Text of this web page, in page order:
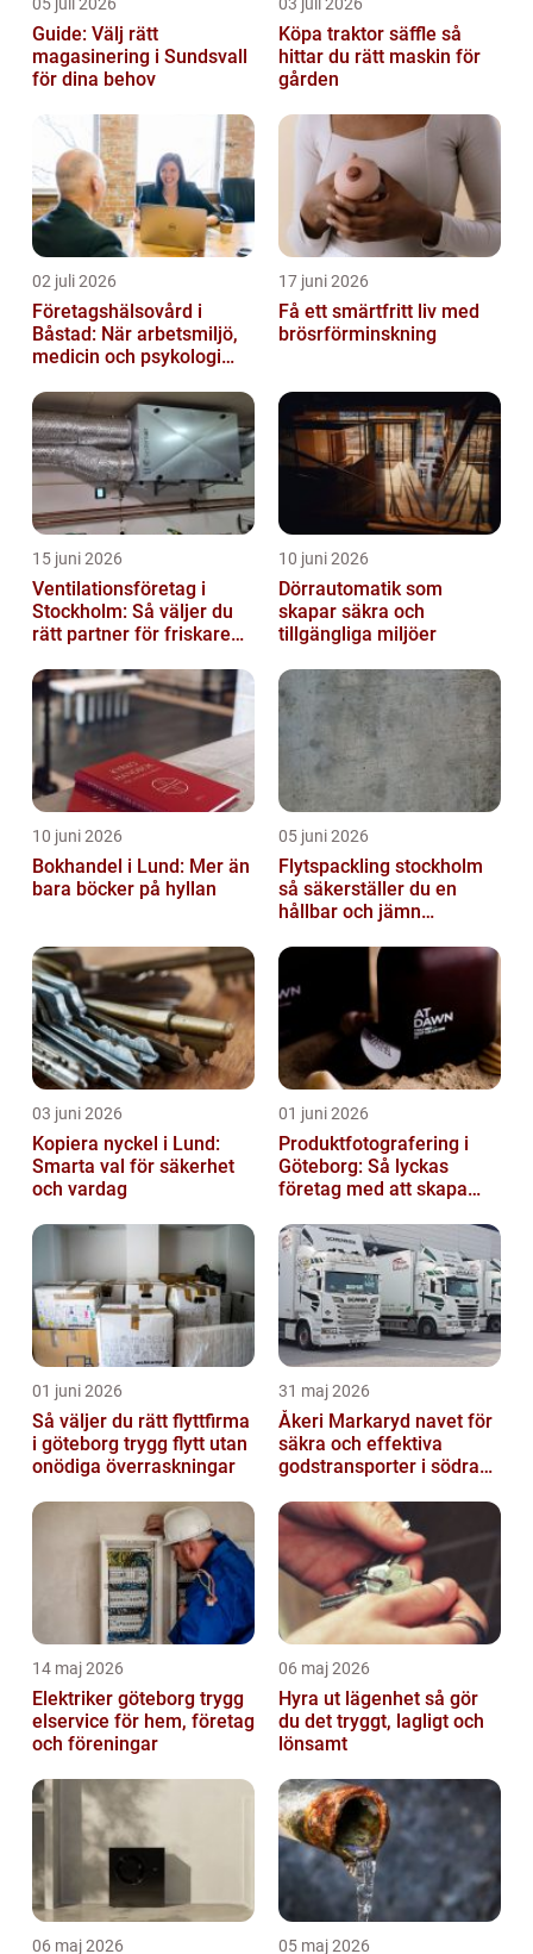
Guide: Välj rätt
magasinering i Sundsvall
för dina behov
Köpa traktor säffle så
hittar du rätt maskin för
gården
02 juli 2026
Företagshälsovård i
Båstad: När arbetsmiljö,
medicin och psykologi
17 juni 2026
Få ett smärtfritt liv med
brösrförminskning
15 juni 2026
Ventilationsföretag i
Stockholm: Så väljer du
rätt partner för friskare
10 juni 2026
Dörrautomatik som
skapar säkra och
tillgängliga miljöer
10 juni 2026
Bokhandel i Lund: Mer än
bara böcker på hyllan
05 juni 2026
Flytspackling stockholm
så säkerställer du en
hållbar och jämn
03 juni 2026
Kopiera nyckel i Lund:
Smarta val för säkerhet
och vardag
01 juni 2026
Produktfotografering i
Göteborg: Så lyckas
företag med att skapa
01 juni 2026
Så väljer du rätt flyttfirma
i göteborg trygg flytt utan
onödiga överraskningar
31 maj 2026
Åkeri Markaryd navet för
säkra och effektiva
godstransporter i södra
14 maj 2026
Elektriker göteborg trygg
elservice för hem, företag
och föreningar
06 maj 2026
Hyra ut lägenhet så gör
du det tryggt, lagligt och
lönsamt
06 maj 2026 05 maj 2026